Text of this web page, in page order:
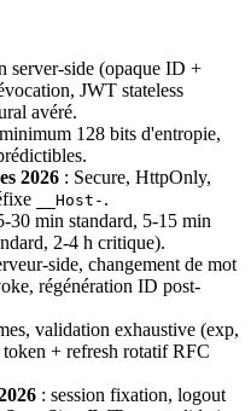
server-side (opaque ID +
JWT stateless
avéré.
128 bits d'entropie,
2026 : Secure, HttpOnly,
__Host- .
30 min standard, 5-15 min
2-4 h critique).
side, changement de mot
régénération ID post-
validation exhaustive (exp,
+ refresh rotatif RFC
: session fixation, logout